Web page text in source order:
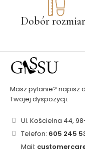
Dobór
Masz pytanie? napisz
Twojej dyspozycji.
Ul. Kościelna 44,
Telefon: 605 245
Mail: